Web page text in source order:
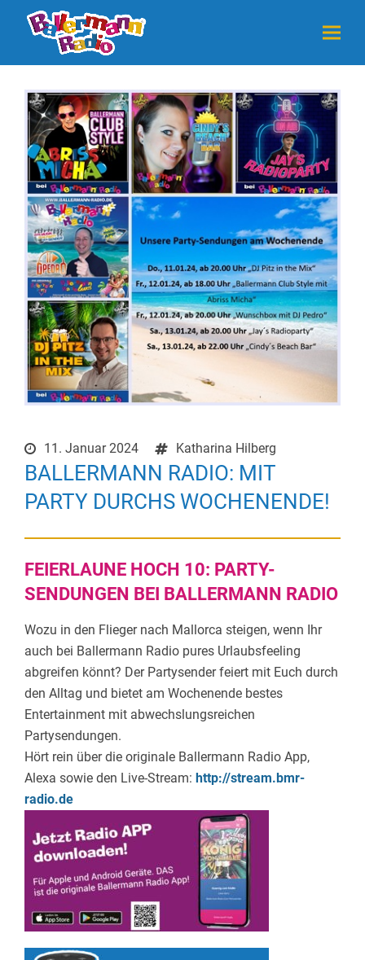
11. Januar 2024 Katharina Hilberg
BALLERMANN RADIO: MIT
PARTY DURCHS WOCHENENDE!
FEIERLAUNE HOCH 10: PARTY-
SENDUNGEN BEI BALLERMANN RADIO
Wozu in den Flieger nach Mallorca steigen, wenn Ihr
auch bei Ballermann Radio pures Urlaubsfeeling
abgreifen könnt? Der Partysender feiert mit Euch durch
den Alltag und bietet am Wochenende bestes
Entertainment mit abwechslungsreichen
Partysendungen.
Hört rein über die originale Ballermann Radio App,
Alexa sowie den Live-Stream: http://stream.bmr-
radio.de